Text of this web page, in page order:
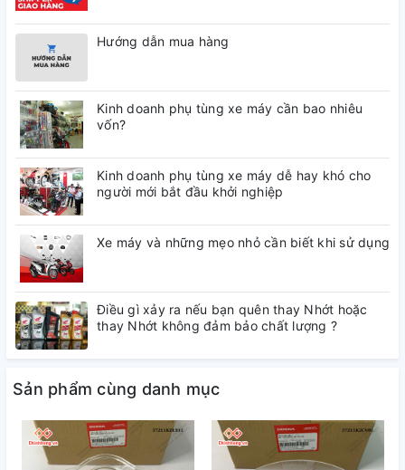
Hướng dẫn mua hàng
Kinh doanh phụ tùng xe máy cần bao nhiêu
vốn?
Kinh doanh phụ tùng xe máy dễ hay khó cho
người mới bắt đầu khởi nghiệp
Xe máy và những mẹo nhỏ cần biết khi sử dụng
Điều gì xảy ra nếu bạn quên thay Nhớt hoặc
thay Nhớt không đảm bảo chất lượng ?
Sản phẩm cùng danh mục